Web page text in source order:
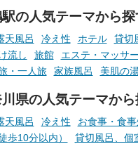
考にしてみてください
の人気テーマから探
天風呂 冷え性 ホテル 貸切
流し
旅館 エステ・マッサ
・一人旅
家族風呂 美肌の
県の人気テーマから
天風呂 冷え性 お食事・食
歩10分以内）
貸切風呂、個